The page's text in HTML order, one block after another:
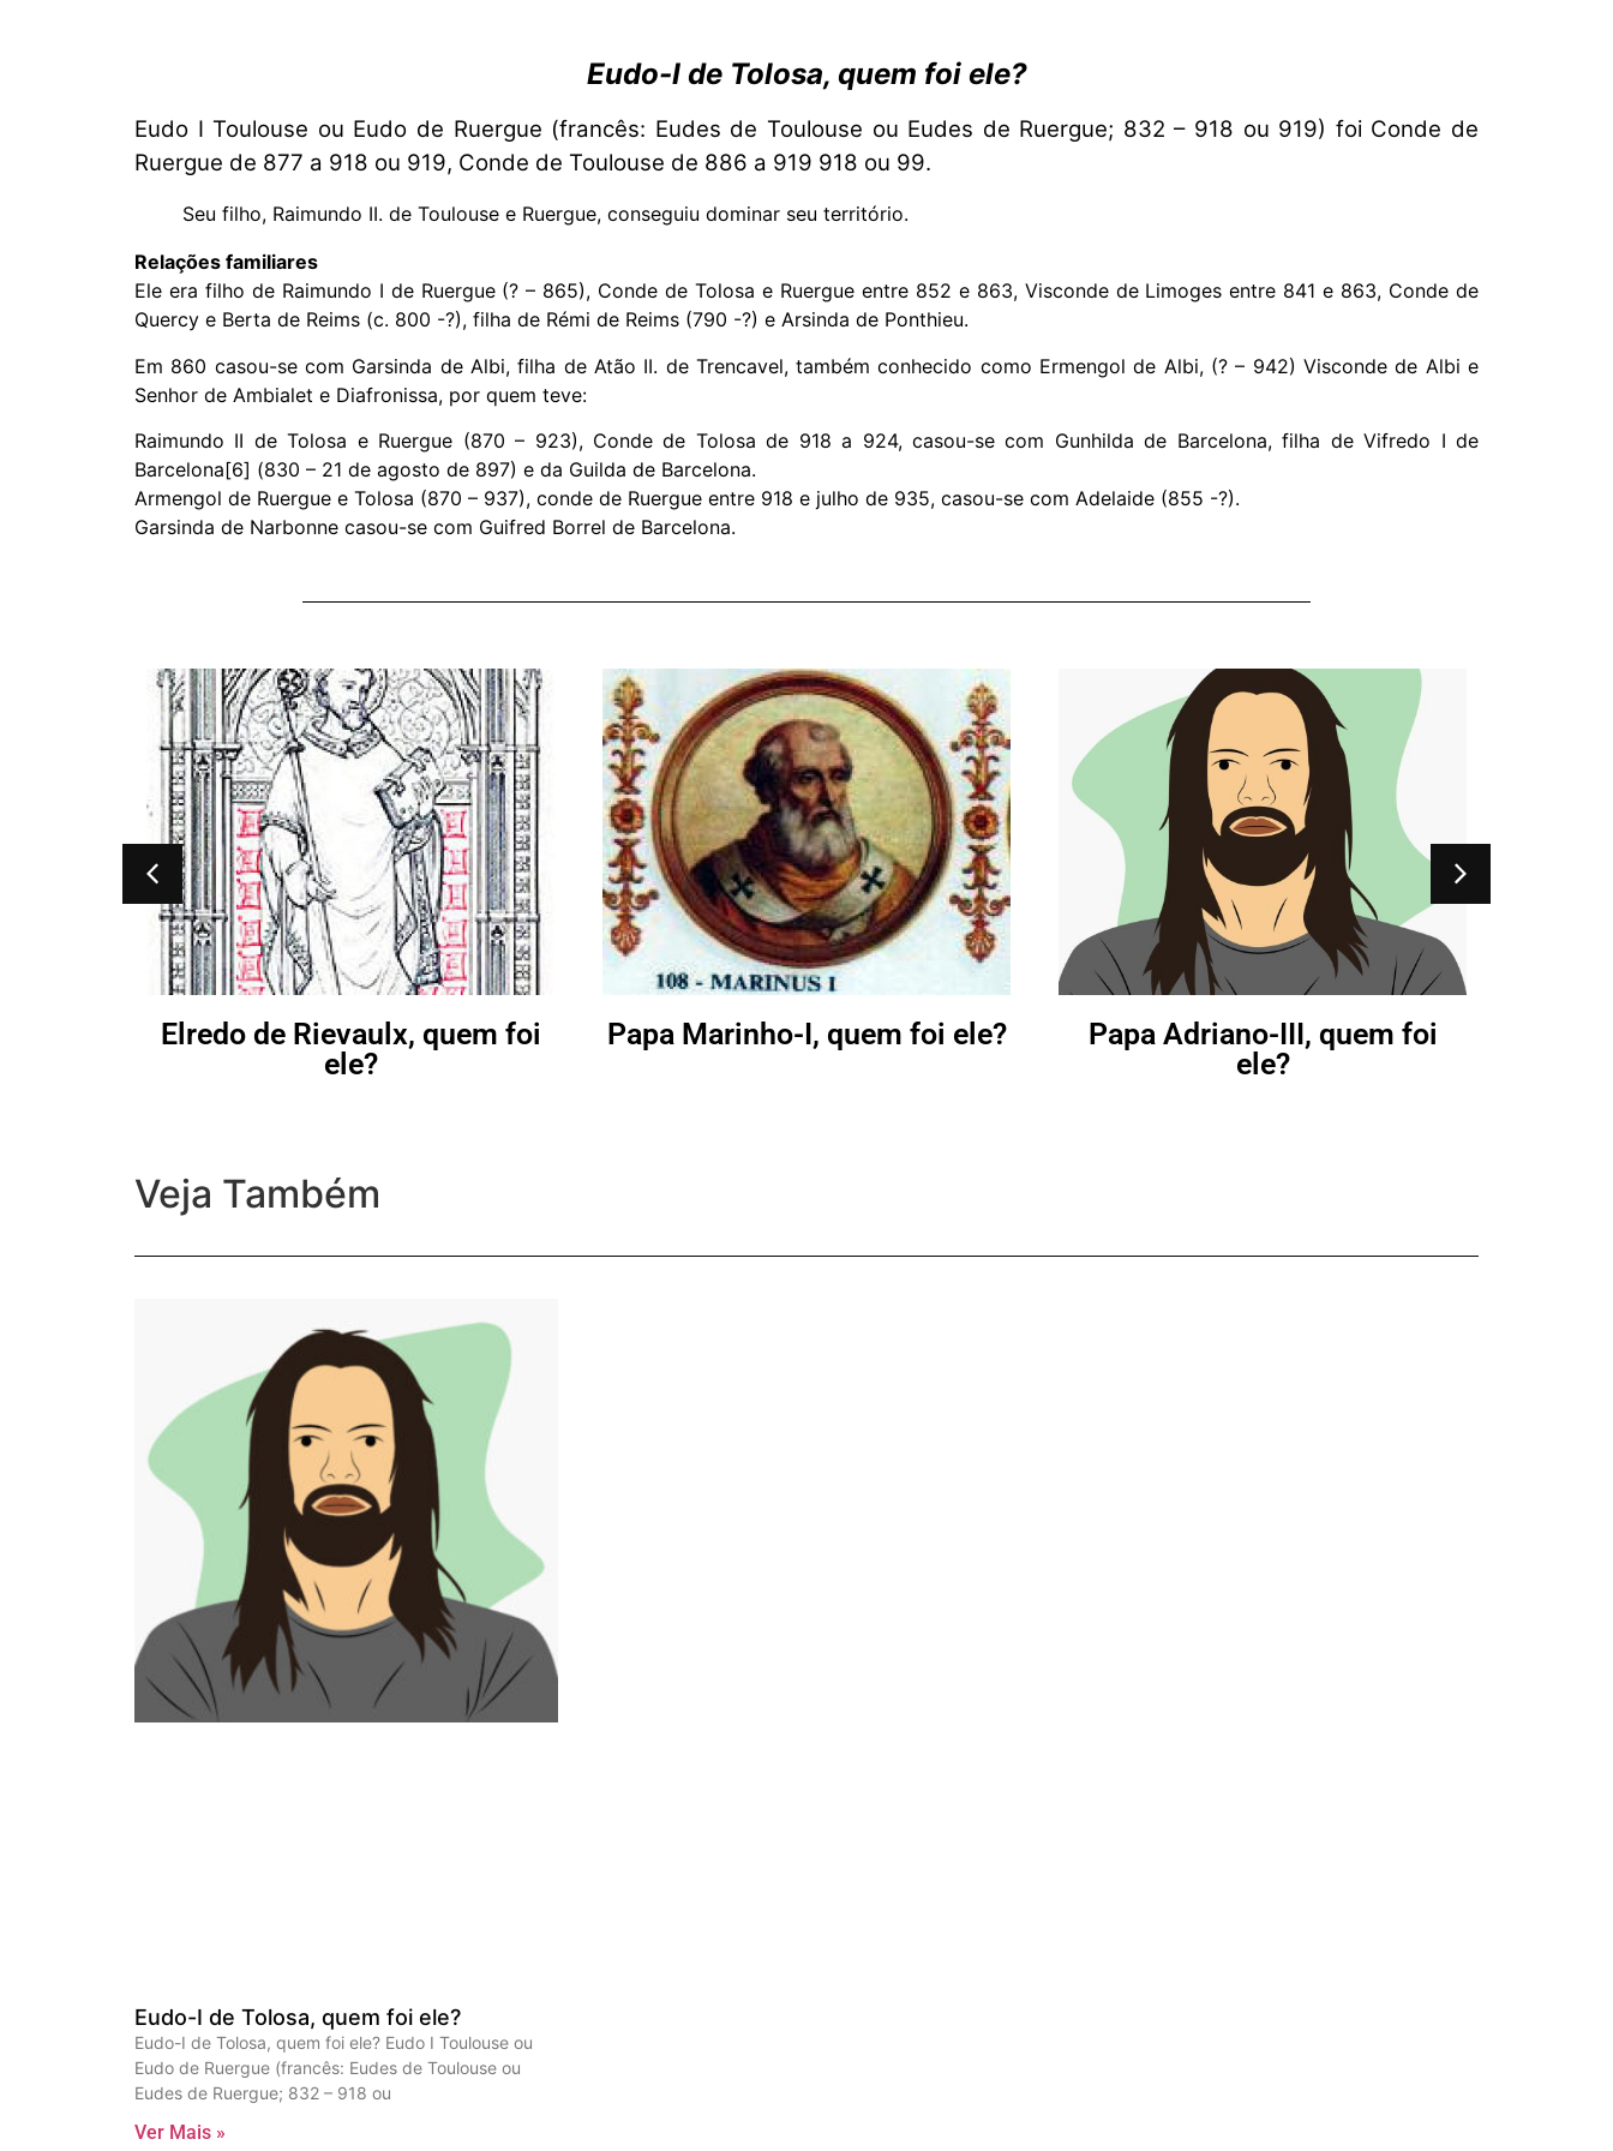
Eudo-I de Tolosa, quem foi ele?
Eudo I Toulouse ou Eudo de Ruergue (francês: Eudes de Toulouse ou Eudes de Ruergue; 832 – 918 ou 919) foi Conde de
Ruergue de 877 a 918 ou 919, Conde de Toulouse de 886 a 919 918 ou 99.
Seu filho, Raimundo II. de Toulouse e Ruergue, conseguiu dominar seu território.
Relações familiares
Ele era filho de Raimundo I de Ruergue (? – 865), Conde de Tolosa e Ruergue entre 852 e 863, Visconde de Limoges entre 841 e 863, Conde de
Quercy e Berta de Reims (c. 800 -?), filha de Rémi de Reims (790 -?) e Arsinda de Ponthieu.
Em 860 casou-se com Garsinda de Albi, filha de Atão II. de Trencavel, também conhecido como Ermengol de Albi, (? – 942) Visconde de Albi e
Senhor de Ambialet e Diafronissa, por quem teve:
Raimundo II de Tolosa e Ruergue (870 – 923), Conde de Tolosa de 918 a 924, casou-se com Gunhilda de Barcelona, ​​filha de Vifredo I de
Barcelona[6] (830 – 21 de agosto de 897) e da Guilda de Barcelona.
Armengol de Ruergue e Tolosa (870 – 937), conde de Ruergue entre 918 e julho de 935, casou-se com Adelaide (855 -?).
Garsinda de Narbonne casou-se com Guifred Borrel de Barcelona.
Elredo de Rievaulx, quem foi
ele?
Papa Marinho-I, quem foi ele?
Papa Adriano-III, quem foi
ele?
Veja Também
Eudo-I de Tolosa, quem foi ele?
Eudo-I de Tolosa, quem foi ele? Eudo I Toulouse ou
Eudo de Ruergue (francês: Eudes de Toulouse ou
Eudes de Ruergue; 832 – 918 ou
Ver Mais »